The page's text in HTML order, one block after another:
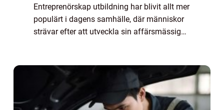
Entreprenörskap utbildning har blivit allt mer
populärt i dagens samhälle, där människor
strävar efter att utveckla sin affärsmässiga